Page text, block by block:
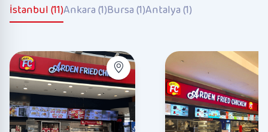
İstanbul (11)Ankara (1)Bursa (1)Antalya (1)